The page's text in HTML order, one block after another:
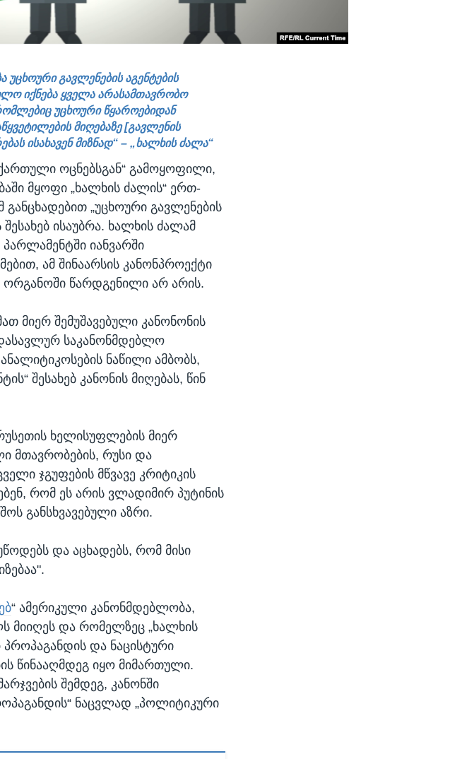
უცხოური გავლენების აგენტების
იქნება ყველა არასამთავრობო
უცხოური წყაროებიდან
მიღებაზე [გავლენის
ისახავენ მიზნად“ – „ხალხის ძალა“
ოცნებსგან“ გამოყოფილი,
მყოფი „ხალხის ძალის“ ერთ-
„უცხოური გავლენების
შესახებ ისაუბრა. ხალხის ძალამ
იანვარში
ამ შინაარსის კანონპროექტი
წარდგენილი არ არის.
მიერ შემუშავებული კანონონის
საკანონმდებლო
ნაწილი ამბობს,
შესახებ კანონის მიღებას, წინ
რუსეთის ხელისუფლების მიერ
მთავრობების, რუსი და
ჯგუფების მწვავე კრიტიკის
რომ ეს არის ვლადიმირ პუტინის
განსხვავებული აზრი.
და აცხადებს, რომ მისი
“ ამერიკული კანონმდებლობა,
მიიღეს და რომელზეც „ხალხის
და ნაცისტური
წინააღმდეგ იყო მიმართული.
შემდეგ, კანონში
ნაცვლად „პოლიტიკური